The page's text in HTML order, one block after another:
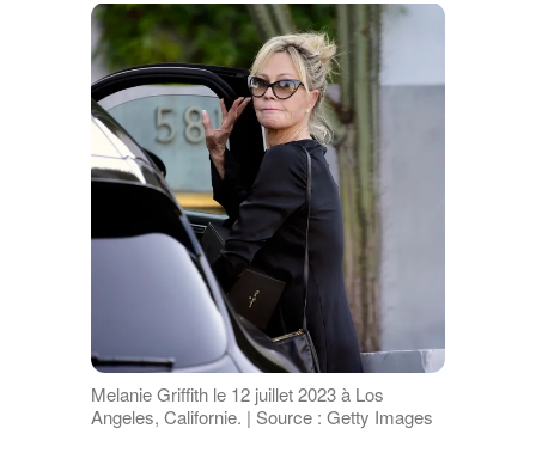
Melanie Griffith le 12 juillet 2023 à Los
Angeles, Californie. | Source : Getty Images